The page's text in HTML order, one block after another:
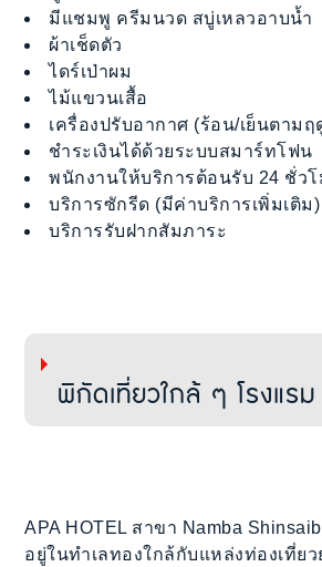
มีแชมพู ครีมนวด สบู่เหลวอาบน้ำ
ผ้าเช็ดตัว
ไดร์เป่าผม
ไม้แขวนเสื้อ
เครื่องปรับอากาศ (ร้อน/เย็นตามฤ
ชำระเงินได้ด้วยระบบสมาร์ทโฟน
พนักงานให้บริการต้อนรับ 24 ชั่วโ
บริการซักรีด (มีค่าบริการเพิ่มเติม)
บริการรับฝากสัมภาระ
พิกัดเที่ยวใกล้ ๆ โรงแรม
APA HOTEL สาขา Namba
อยู่ในทำเลทองใกล้กับแหล่งท่องเที่ย